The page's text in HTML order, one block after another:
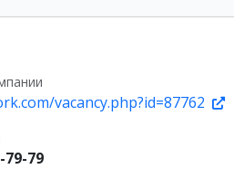
vacancy.php?id=87762
79-79